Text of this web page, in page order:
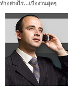
ทำอย่างไร…เบื่องานสุดๆ